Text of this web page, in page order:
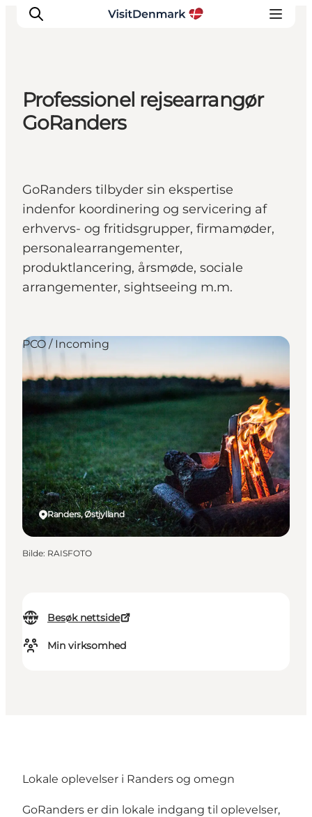
Inspirasjon
Planlegg reisen
Professionel rejsearrangør
GoRanders
GoRanders tilbyder sin ekspertise
indenfor koordinering og servicering af
erhvervs- og fritidsgrupper, firmamøder,
personalearrangementer,
produktlancering, årsmøde, sociale
arrangementer, sightseeing m.m.
Besøk nettside
Min virksomhed
Randers, Østjylland
PCO / Incoming
Bilde: RAISFOTO
Lokale oplevelser i Randers og omegn
GoRanders er din lokale indgang til oplevelser,